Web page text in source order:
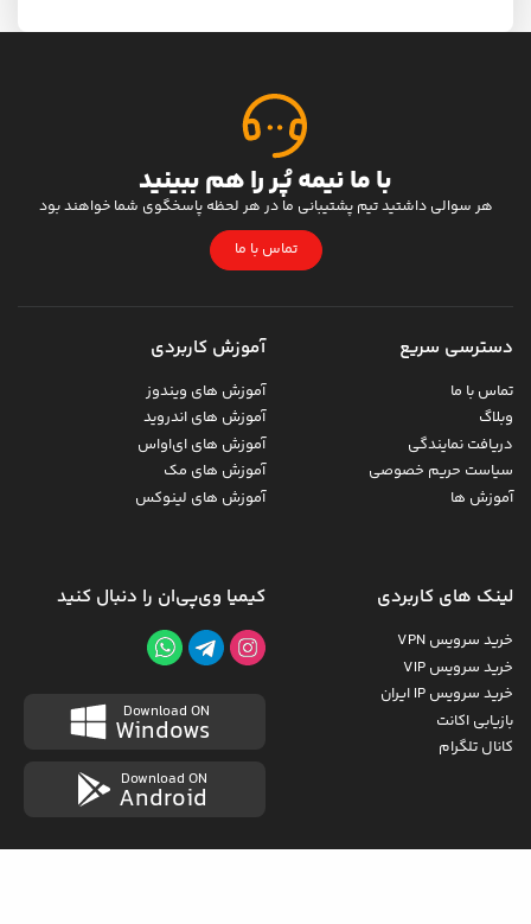
با ما نیمه پُر را هم ببینید
هر سوالی داشتید تیم پشتیبانی ما در هر لحظه پاسخگوی شما خواهند بود
تماس با ما
دسترسی سریع
تماس با ما
وبلاگ
دریافت نمایندگی
سیاست حریم خصوصی
آموزش ها
آموزش کاربردی
آموزش های ویندوز
آموزش های اندروید
آموزش های ای‌اواس
آموزش های مک
آموزش های لینوکس
لینک های کاربردی
خرید سرویس VPN
خرید سرویس VIP
خرید سرویس IP ایران
بازیابی اکانت
کانال تلگرام
کیمیا وی‌پی‌ان را دنبال کنید
Download ON
Windows
Download ON
Android